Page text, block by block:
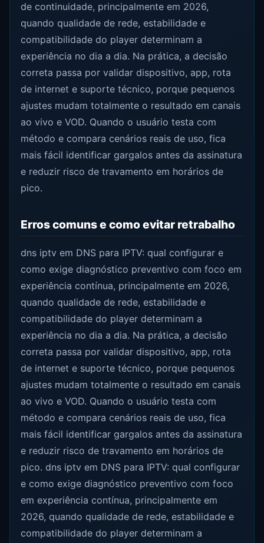
de continuidade, principalmente em 2026,
quando qualidade de rede, estabilidade e
compatibilidade do player determinam a
experiência no dia a dia. Na prática, a decisão
correta passa por validar dispositivo, app, rota
de internet e suporte técnico, porque pequenos
ajustes mudam totalmente o resultado em canais
ao vivo e VOD. Quando o usuário testa com
método e compara cenários reais de uso, fica
mais fácil identificar gargalos antes da assinatura
e reduzir risco de travamento em horários de
pico.
Erros comuns e como evitar retrabalho
dns iptv em DNS para IPTV: qual configurar e
como exige diagnóstico preventivo com foco em
experiência contínua, principalmente em 2026,
quando qualidade de rede, estabilidade e
compatibilidade do player determinam a
experiência no dia a dia. Na prática, a decisão
correta passa por validar dispositivo, app, rota
de internet e suporte técnico, porque pequenos
ajustes mudam totalmente o resultado em canais
ao vivo e VOD. Quando o usuário testa com
método e compara cenários reais de uso, fica
mais fácil identificar gargalos antes da assinatura
e reduzir risco de travamento em horários de
pico. dns iptv em DNS para IPTV: qual configurar
e como exige diagnóstico preventivo com foco
em experiência contínua, principalmente em
2026, quando qualidade de rede, estabilidade e
compatibilidade do player determinam a